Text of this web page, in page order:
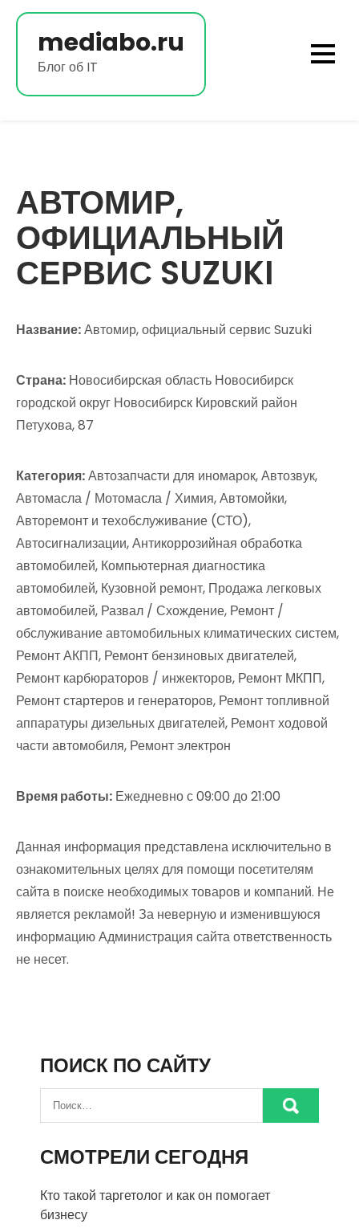
Перейти
содержимомуmediabo.ru
Блог об IT
АВТОМИР,
ОФИЦИАЛЬНЫЙ
СЕРВИС SUZUKI
Название:Автомир, официальный сервис Suzuki
Страна: Новосибирская область Новосибирск
городской округ Новосибирск Кировский район
Петухова, 87
Категория:Автозапчасти для иномарок, Автозвук,
Автомасла / Мотомасла / Химия, Автомойки,
Авторемонт и техобслуживание (СТО),
Автосигнализации, Антикоррозийная обработка
автомобилей, Компьютерная диагностика
автомобилей, Кузовной ремонт, Продажа легковых
автомобилей, Развал / Схождение, Ремонт /
обслуживание автомобильных климатических систем,
Ремонт АКПП, Ремонт бензиновых двигателей,
Ремонт карбюраторов / инжекторов, Ремонт МКПП,
Ремонт стартеров и генераторов, Ремонт топливной
аппаратуры дизельных двигателей, Ремонт ходовой
части автомобиля, Ремонт электрон
Время работы: Ежедневно с 09:00 до 21:00
Данная информация представлена исключительно в
ознакомительных целях для помощи посетителям
сайта в поиске необходимых товаров и компаний. Не
является рекламой! За неверную и изменившуюся
информацию Администрация сайта ответственность
не несет.
ПОИСК ПО САЙТУ
СМОТРЕЛИ СЕГОДНЯ
Кто такой таргетолог и как он помогает
бизнесу